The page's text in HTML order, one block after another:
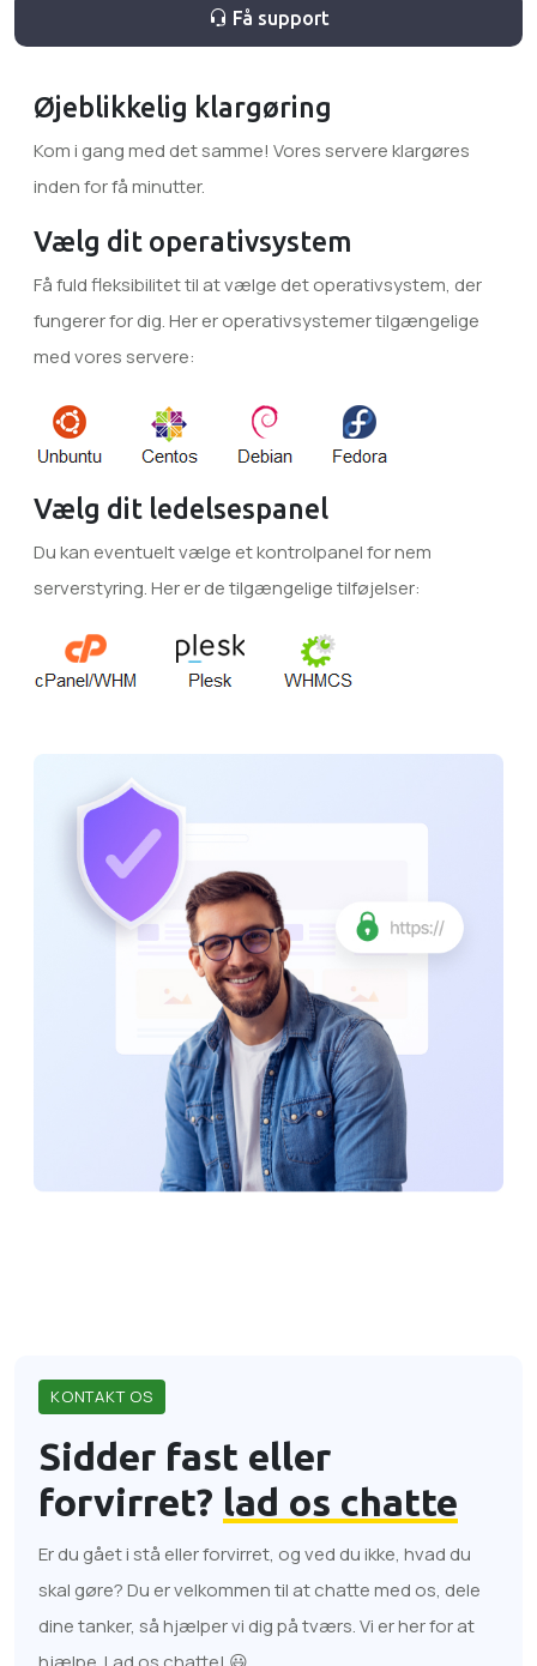
Få support
Øjeblikkelig klargøring
Kom i gang med det samme! Vores servere klargøres
inden for få minutter.
Vælg dit operativsystem
Få fuld fleksibilitet til at vælge det operativsystem, der
fungerer for dig. Her er operativsystemer tilgængelige
med vores servere:
Vælg dit ledelsespanel
Du kan eventuelt vælge et kontrolpanel for nem
serverstyring. Her er de tilgængelige tilføjelser:
KONTAKT OS
Sidder fast eller
forvirret? lad os chatte
Er du gået i stå eller forvirret, og ved du ikke, hvad du
skal gøre? Du er velkommen til at chatte med os, dele
dine tanker, så hjælper vi dig på tværs. Vi er her for at